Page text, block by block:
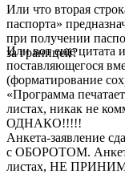
Или что вторая
паспорта»
при получении
за границей?
Или вот еще цитата
поставляющегося
(форматирование
«Программа
листах, никак не
ОДНАКО!!!!!
Анкета-заявление
с ОБОРОТОМ.
листах, НЕ